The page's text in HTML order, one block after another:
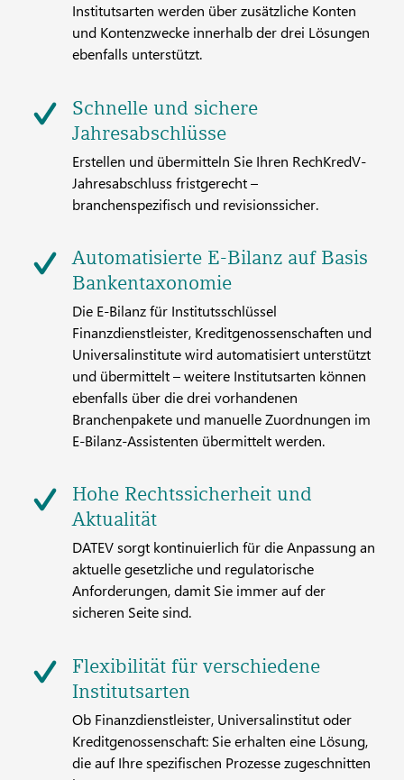
Institutsarten werden über zusätzliche Konten
und Kontenzwecke innerhalb der drei Lösungen
ebenfalls unterstützt.
Schnelle und sichere
Jahresabschlüsse
Erstellen und übermitteln Sie Ihren RechKredV-
Jahresabschluss fristgerecht –
branchenspezifisch und revisionssicher.
Automatisierte E-Bilanz auf Basis
Bankentaxonomie
Die E-Bilanz für Institutsschlüssel
Finanzdienstleister, Kreditgenossenschaften und
Universalinstitute wird automatisiert unterstützt
und übermittelt – weitere Institutsarten können
ebenfalls über die drei vorhandenen
Branchenpakete und manuelle Zuordnungen im
E-Bilanz-Assistenten übermittelt werden.
Hohe Rechtssicherheit und
Aktualität
DATEV sorgt kontinuierlich für die Anpassung an
aktuelle gesetzliche und regulatorische
Anforderungen, damit Sie immer auf der
sicheren Seite sind.
Flexibilität für verschiedene
Institutsarten
Ob Finanzdienstleister, Universalinstitut oder
Kreditgenossenschaft: Sie erhalten eine Lösung,
die auf Ihre spezifischen Prozesse zugeschnitten